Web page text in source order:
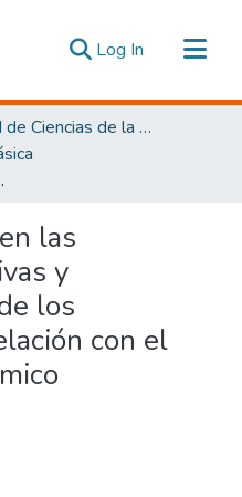
Log In (current)
Facultad de Ciencias de la Educación, De la Educación y Desarrollo Social
el rendimiento académico
las
y
los
con el